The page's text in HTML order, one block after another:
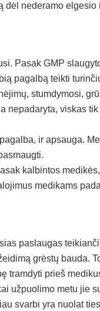
dėl nederamo
Pasak GMP
pagalbą teikti
stumdymosi,
nepadaryta, viskas
ir apsauga.
kalbintos
medikams
paslaugas
grėstų bauda.
tramdyti prieš
užpuolimo metu jie
svarbi yra nuolat